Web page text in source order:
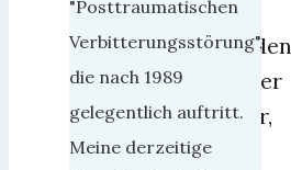
es
werden
immer
mehr,
"Posttraumatischen
Verbitterungsstörung",
die nach 1989
gelegentlich auftritt.
Meine derzeitige